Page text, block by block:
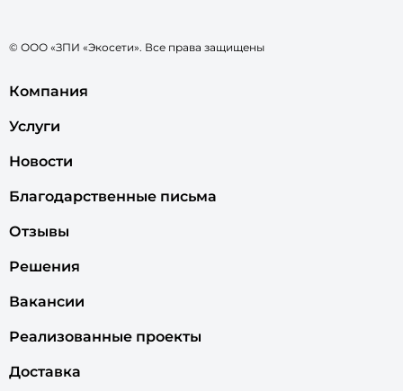
© ООО «ЗПИ «Экосети». Все права защищены
Компания
Услуги
Новости
Благодарственные письма
Отзывы
Решения
Вакансии
Реализованные проекты
Доставка